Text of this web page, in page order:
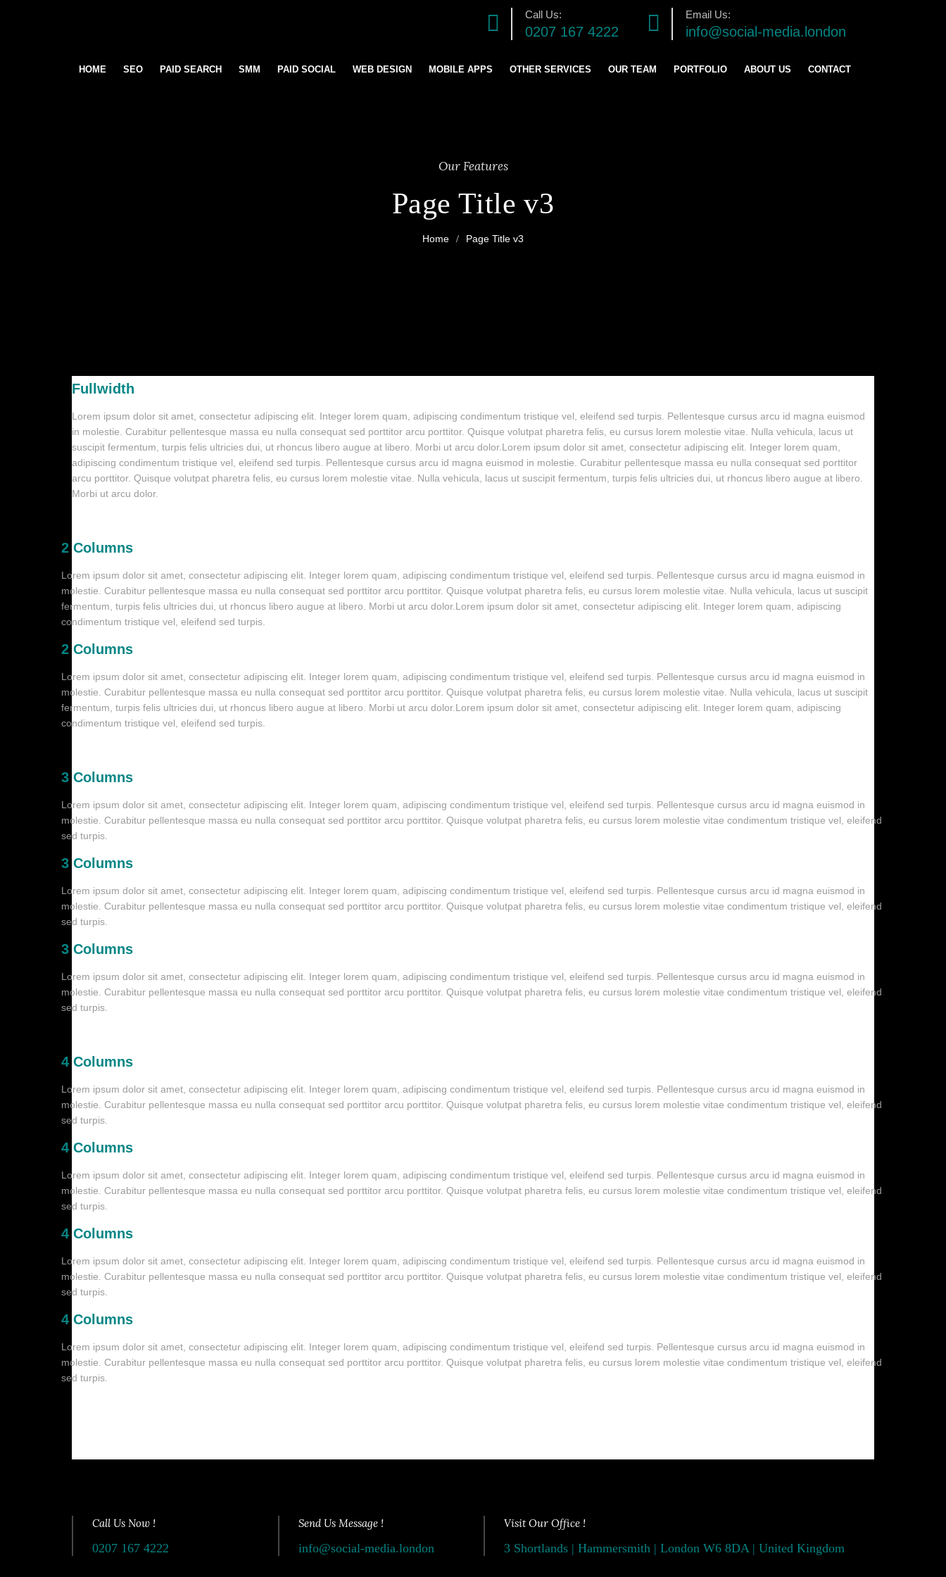
Email Us:
info@social-media.london
Call Us:
0207 167 4222
HOME SEO PAID SEARCH SMM PAID SOCIAL WEB DESIGN MOBILE APPS OTHER SERVICES OUR TEAM PORTFOLIO ABOUT US CONTACT
Our Features
Page Title v3
Page Title v3
Fullwidth
Lorem ipsum dolor sit amet, consectetur adipiscing elit. Integer lorem quam, adipiscing condimentum tristique vel, eleifend sed turpis. Pellentesque cursus arcu id magna euismod
in molestie. Curabitur pellentesque massa eu nulla consequat sed porttitor arcu porttitor. Quisque volutpat pharetra felis, eu cursus lorem molestie vitae. Nulla vehicula, lacus ut
suscipit fermentum, turpis felis ultricies dui, ut rhoncus libero augue at libero. Morbi ut arcu dolor.Lorem ipsum dolor sit amet, consectetur adipiscing elit. Integer lorem quam,
adipiscing condimentum tristique vel, eleifend sed turpis. Pellentesque cursus arcu id magna euismod in molestie. Curabitur pellentesque massa eu nulla consequat sed porttitor
arcu porttitor. Quisque volutpat pharetra felis, eu cursus lorem molestie vitae. Nulla vehicula, lacus ut suscipit fermentum, turpis felis ultricies dui, ut rhoncus libero augue at libero.
Morbi ut arcu dolor.
2 Columns
Lorem ipsum dolor sit amet, consectetur adipiscing elit. Integer lorem quam, adipiscing condimentum tristique vel, eleifend sed turpis. Pellentesque cursus arcu id magna euismod in
molestie. Curabitur pellentesque massa eu nulla consequat sed porttitor arcu porttitor. Quisque volutpat pharetra felis, eu cursus lorem molestie vitae. Nulla vehicula, lacus ut suscipit
fermentum, turpis felis ultricies dui, ut rhoncus libero augue at libero. Morbi ut arcu dolor.Lorem ipsum dolor sit amet, consectetur adipiscing elit. Integer lorem quam, adipiscing
condimentum tristique vel, eleifend sed turpis.
2 Columns
Lorem ipsum dolor sit amet, consectetur adipiscing elit. Integer lorem quam, adipiscing condimentum tristique vel, eleifend sed turpis. Pellentesque cursus arcu id magna euismod in
molestie. Curabitur pellentesque massa eu nulla consequat sed porttitor arcu porttitor. Quisque volutpat pharetra felis, eu cursus lorem molestie vitae. Nulla vehicula, lacus ut suscipit
fermentum, turpis felis ultricies dui, ut rhoncus libero augue at libero. Morbi ut arcu dolor.Lorem ipsum dolor sit amet, consectetur adipiscing elit. Integer lorem quam, adipiscing
condimentum tristique vel, eleifend sed turpis.
3 Columns
Lorem ipsum dolor sit amet, consectetur adipiscing elit. Integer lorem quam, adipiscing condimentum tristique vel, eleifend sed turpis. Pellentesque cursus arcu id magna euismod in
molestie. Curabitur pellentesque massa eu nulla consequat sed porttitor arcu porttitor. Quisque volutpat pharetra felis, eu cursus lorem molestie vitae condimentum tristique vel, eleifend
sed turpis.
3 Columns
Lorem ipsum dolor sit amet, consectetur adipiscing elit. Integer lorem quam, adipiscing condimentum tristique vel, eleifend sed turpis. Pellentesque cursus arcu id magna euismod in
molestie. Curabitur pellentesque massa eu nulla consequat sed porttitor arcu porttitor. Quisque volutpat pharetra felis, eu cursus lorem molestie vitae condimentum tristique vel, eleifend
sed turpis.
3 Columns
Lorem ipsum dolor sit amet, consectetur adipiscing elit. Integer lorem quam, adipiscing condimentum tristique vel, eleifend sed turpis. Pellentesque cursus arcu id magna euismod in
molestie. Curabitur pellentesque massa eu nulla consequat sed porttitor arcu porttitor. Quisque volutpat pharetra felis, eu cursus lorem molestie vitae condimentum tristique vel, eleifend
sed turpis.
4 Columns
Lorem ipsum dolor sit amet, consectetur adipiscing elit. Integer lorem quam, adipiscing condimentum tristique vel, eleifend sed turpis. Pellentesque cursus arcu id magna euismod in
molestie. Curabitur pellentesque massa eu nulla consequat sed porttitor arcu porttitor. Quisque volutpat pharetra felis, eu cursus lorem molestie vitae condimentum tristique vel, eleifend
sed turpis.
4 Columns
Lorem ipsum dolor sit amet, consectetur adipiscing elit. Integer lorem quam, adipiscing condimentum tristique vel, eleifend sed turpis. Pellentesque cursus arcu id magna euismod in
molestie. Curabitur pellentesque massa eu nulla consequat sed porttitor arcu porttitor. Quisque volutpat pharetra felis, eu cursus lorem molestie vitae condimentum tristique vel, eleifend
sed turpis.
4 Columns
Lorem ipsum dolor sit amet, consectetur adipiscing elit. Integer lorem quam, adipiscing condimentum tristique vel, eleifend sed turpis. Pellentesque cursus arcu id magna euismod in
molestie. Curabitur pellentesque massa eu nulla consequat sed porttitor arcu porttitor. Quisque volutpat pharetra felis, eu cursus lorem molestie vitae condimentum tristique vel, eleifend
sed turpis.
4 Columns
Lorem ipsum dolor sit amet, consectetur adipiscing elit. Integer lorem quam, adipiscing condimentum tristique vel, eleifend sed turpis. Pellentesque cursus arcu id magna euismod in
molestie. Curabitur pellentesque massa eu nulla consequat sed porttitor arcu porttitor. Quisque volutpat pharetra felis, eu cursus lorem molestie vitae condimentum tristique vel, eleifend
sed turpis.
Call Us Now !
0207 167 4222
Send Us Message !
info@social-media.london
Visit Our Office !
3 Shortlands | Hammersmith | London W6 8DA | United Kingdom